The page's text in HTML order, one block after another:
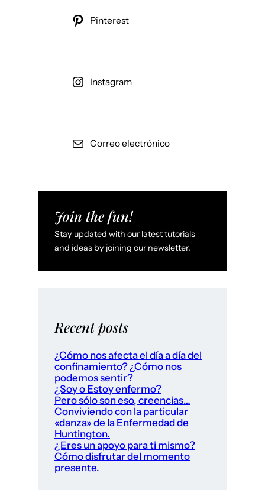
Pinterest
Instagram
Correo electrónico
Join the fun!
Stay updated with our latest tutorials
and ideas by joining our newsletter.
Recent posts
¿Cómo nos afecta el día a día del
confinamiento? ¿Cómo nos
podemos sentir?
¿Soy o Estoy enfermo?
Pero sólo son eso, creencias…
Conviviendo con la particular
«danza» de la Enfermedad de
Huntington.
¿Eres un apoyo para ti mismo?
Cómo disfrutar del momento
presente.